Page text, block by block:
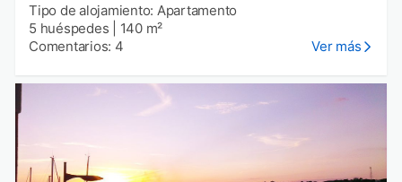
Tipo de alojamiento: Apartamento
5 huéspedes
140 m²
Comentarios: 4
Ver más